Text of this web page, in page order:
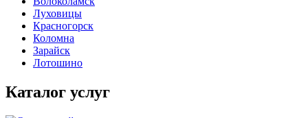
Луховицы
Красногорск
Коломна
Зарайск
Лотошино
Каталог услуг